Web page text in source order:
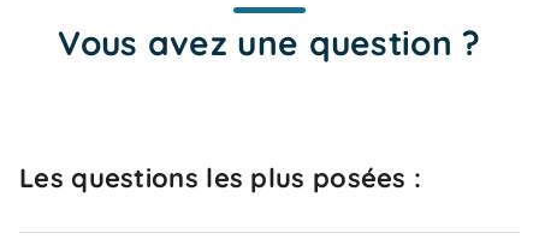
Vous avez une question ?
Les questions les plus posées :